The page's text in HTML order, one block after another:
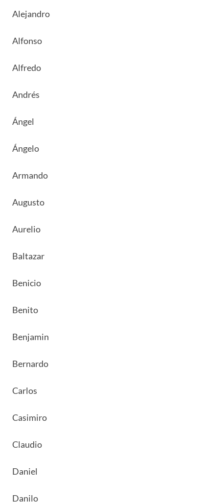
Alejandro
Alfonso
Alfredo
Andrés
Ángel
Ángelo
Armando
Augusto
Aurelio
Baltazar
Benicio
Benito
Benjamin
Bernardo
Carlos
Casimiro
Claudio
Daniel
Danilo